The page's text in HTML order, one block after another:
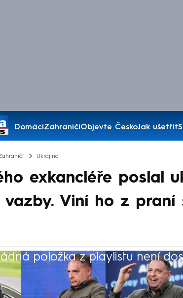
DomácíZahraničíObjevte ČeskoJak ušetřit
Pořady
Ukrajina
exkancléře poslal
vazby. Viní ho z praní
položka z playlistu není